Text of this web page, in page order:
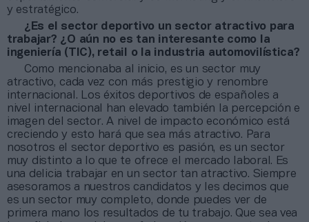
y estratégico.
¿Es el sector deportivo un sector atractivo para
trabajar? ¿O aún no es tan interesante como la
ingeniería (TIC), retail o la industria automovilística?
Como mencionaba al inicio, es un sector muy
atractivo, cada vez con más prestigio y renombre
internacional. Los éxitos deportivos de españoles a
nivel internacional han elevado también la percepción e
imagen del sector. A nivel de impacto económico está
creciendo y esto hará que sea más atractivo. Para
nosotros el sector deportivo es pasión, es un sector
muy distinto a lo que te ofrece el mercado laboral. Es
una delicia trabajar en un sector tan atractivo. Siempre
asesoramos a nuestros candidatos y les decimos que
es un sector muy completo, donde puedes ver de
primera mano los resultados de tu trabajo. Que sea vea